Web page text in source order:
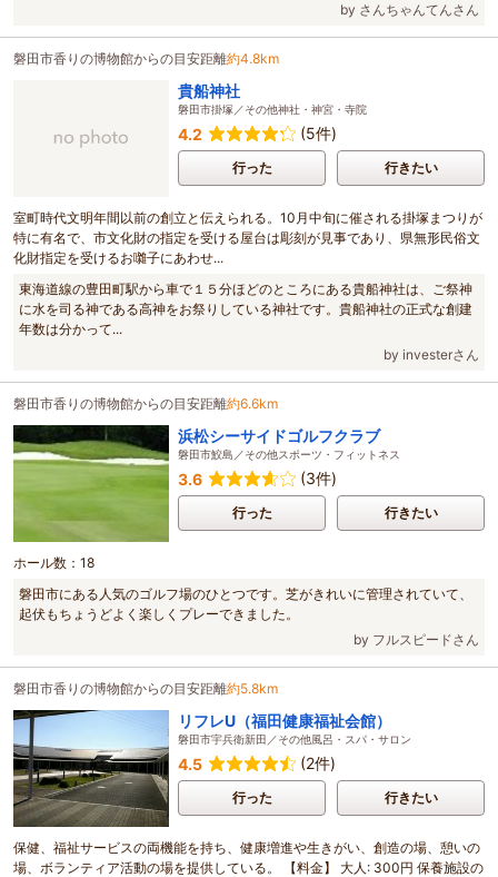
by さんちゃんてんさん
磐田市香りの博物館からの目安距離約4.8km
貴船神社
磐田市掛塚／その他神社・神宮・寺院
4.2 (5件)
行った 行きたい
室町時代文明年間以前の創立と伝えられる。10月中旬に催される掛塚まつりが
特に有名で、市文化財の指定を受ける屋台は彫刻が見事であり、県無形民俗文
化財指定を受けるお囃子にあわせ...
東海道線の豊田町駅から車で１５分ほどのところにある貴船神社は、ご祭神
に水を司る神である高神をお祭りしている神社です。貴船神社の正式な創建
年数は分かって...
by investerさん
磐田市香りの博物館からの目安距離約6.6km
浜松シーサイドゴルフクラブ
磐田市鮫島／その他スポーツ・フィットネス
3.6 (3件)
行った 行きたい
ホール数：18
磐田市にある人気のゴルフ場のひとつです。芝がきれいに管理されていて、
起伏もちょうどよく楽しくプレーできました。
by フルスピードさん
磐田市香りの博物館からの目安距離約5.8km
リフレU（福田健康福祉会館）
磐田市宇兵衛新田／その他風呂・スパ・サロン
4.5 (2件)
行った 行きたい
保健、福祉サービスの両機能を持ち、健康増進や生きがい、創造の場、憩いの
場、ボランティア活動の場を提供している。 【料金】 大人: 300円 保養施設の